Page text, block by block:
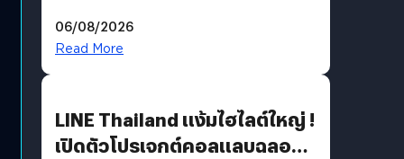
06/08/2026
Read More
LINE Thailand แง้มไฮไลต์ใหญ่ !
เปิดตัวโปรเจกต์คอลแลบฉลอง